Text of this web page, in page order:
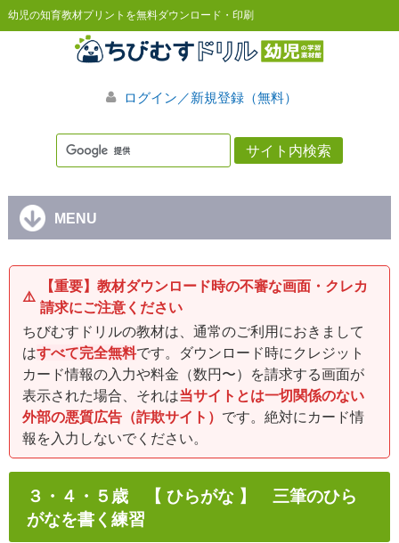
幼児の知育教材プリントを無料ダウンロード・印刷
ログイン／新規登録（無料）
MENU
⚠️
【重要】教材ダウンロード時の不審な画面・クレカ
請求にご注意ください
ちびむすドリルの教材は、通常のご利用におきまして
はすべて完全無料です。ダウンロード時にクレジット
カード情報の入力や料金（数円〜）を請求する画面が
表示された場合、それは当サイトとは一切関係のない
外部の悪質広告（詐欺サイト） です。絶対にカード情
報を入力しないでください。
３・４・５歳 【 ひらがな 】 三筆のひら
がなを書く練習